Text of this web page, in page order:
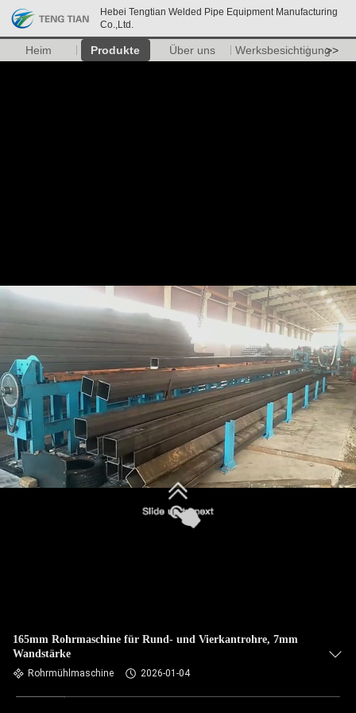
Hebei Tengtian Welded Pipe Equipment Manufacturing
Co.,Ltd.
Heim Produkte Über uns Werksbesichtigung>>
165mm Rohrmaschine für Rund- und Vierkantrohre, 7mm
Wandstärke
Rohrmühlmaschine 2026-01-04